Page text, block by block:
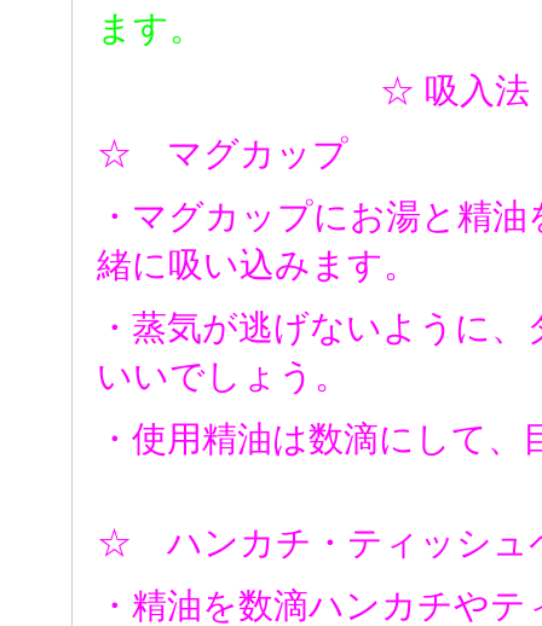
ます。
☆ 吸入
☆ マグカップ
・マグカップにお湯と精
緒に吸い込みます。
・蒸気が逃げないように
いいでしょう。
・使用精油は数滴にして
☆ ハンカチ・ティッシュ
・精油を数滴ハンカチや